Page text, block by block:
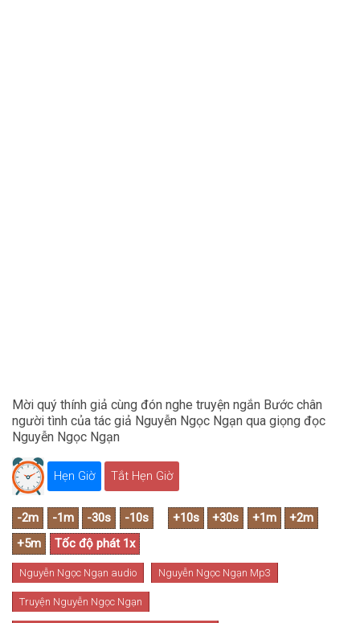
Mời quý thính giả cùng đón nghe truyện ngắn Bước chân
người tình của tác giả Nguyễn Ngọc Ngạn qua giọng đọc
Nguyễn Ngọc Ngạn
Hẹn Giờ Tắt Hẹn Giờ
Nguyễn Ngọc Ngạn audio Nguyễn Ngọc Ngạn Mp3
Truyện Nguyễn Ngọc Ngạn